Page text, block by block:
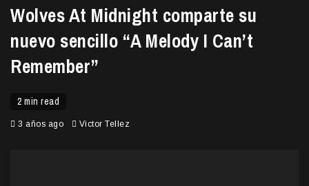
Wolves At Midnight comparte su
nuevo sencillo “A Melody I Can’t
Remember”
2 min read
3 años ago Victor Tellez